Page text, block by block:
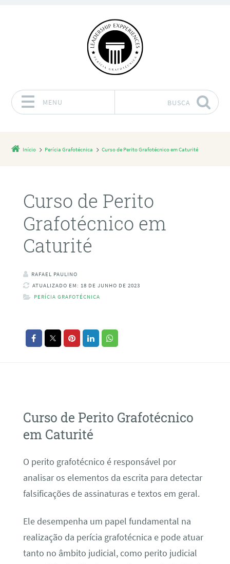
MENU BUSCA
Início Perícia Grafotécnica Curso de Perito Grafotécnico em Caturité
Curso de Perito
Grafotécnico em
Caturité
RAFAEL PAULINO
ATUALIZADO EM: 18 DE JUNHO DE 2023
PERÍCIA GRAFOTÉCNICA
Curso de Perito Grafotécnico
em Caturité
O perito grafotécnico é responsável por
analisar os elementos da escrita para detectar
falsificações de assinaturas e textos em geral.
Ele desempenha um papel fundamental na
realização da perícia grafotécnica e pode atuar
tanto no âmbito judicial, como perito judicial